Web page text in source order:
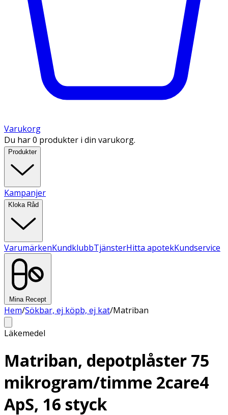
Varukorg
Du har 0 produkter i din varukorg.
Produkter
Kampanjer
Kloka Råd
VarumärkenKundklubbTjänsterHitta apotekKundservice
Mina Recept
Hem/Sökbar, ej köpb, ej kat/Matriban
Läkemedel
Matriban, depotplåster 75
mikrogram/timme 2care4
ApS, 16 styck